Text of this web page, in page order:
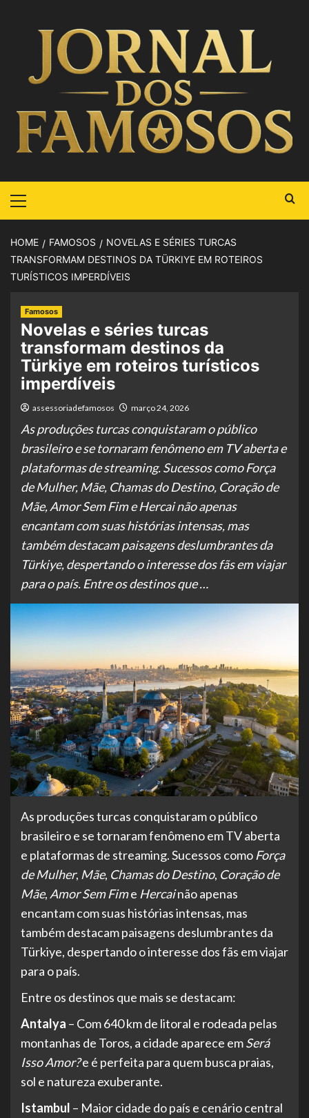
HOME FAMOSOS
NOVELAS E SÉRIES TURCAS
TRANSFORMAM DESTINOS DA TÜRKIYE EM ROTEIROS
TURÍSTICOS IMPERDÍVEIS
Famosos
Novelas e séries turcas
transformam destinos da
Türkiye em roteiros turísticos
imperdíveis
assessoriadefamosos março 24, 2026
As produções turcas conquistaram o público
brasileiro e se tornaram fenômeno em TV aberta e
plataformas de streaming. Sucessos como Força
de Mulher, Mãe, Chamas do Destino, Coração de
Mãe, Amor Sem Fim e Hercai não apenas
encantam com suas histórias intensas, mas
também destacam paisagens deslumbrantes da
Türkiye, despertando o interesse dos fãs em viajar
para o país. Entre os destinos que …
As produções turcas conquistaram o público
brasileiro e se tornaram fenômeno em TV aberta
e plataformas de streaming. Sucessos como Força
de Mulher, Mãe, Chamas do Destino, Coração de
Mãe, Amor Sem Fime Hercainão apenas
encantam com suas histórias intensas, mas
também destacam paisagens deslumbrantes da
Türkiye, despertando o interesse dos fãs em viajar
para o país.
Entre os destinos que mais se destacam:
Antalya – Com 640 km de litoral e rodeada pelas
montanhas de Toros, a cidade aparece emSerá
Isso Amor?e é perfeita para quem busca praias,
sol e natureza exuberante.
Istambul – Maior cidade do país e cenário central